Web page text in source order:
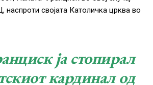
својата Католичка црква во
ја стопирал
кардинал од